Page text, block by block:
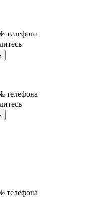
телефона
телефона
телефона